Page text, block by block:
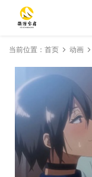
当前位置： 首页 动画